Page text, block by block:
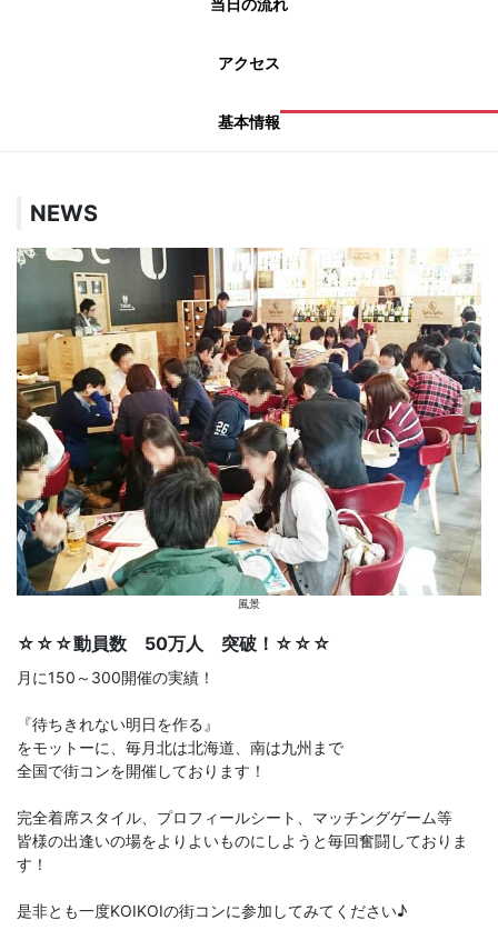
アクセス
基本情報
NEWS
風景
☆☆☆動員数 50万人 突破！☆☆☆
月に150～300開催の実績！
『待ちきれない明日を作る』
をモットーに、毎月北は北海道、南は九州まで
全国で街コンを開催しております！
完全着席スタイル、プロフィールシート、マッチングゲーム等
皆様の出逢いの場をよりよいものにしようと毎回奮闘しておりま
す！
是非とも一度KOIKOIの街コンに参加してみてください♪